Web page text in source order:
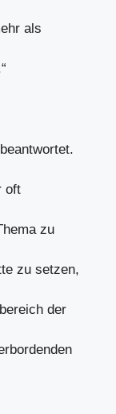
als
oft
zu
zu setzen,
der